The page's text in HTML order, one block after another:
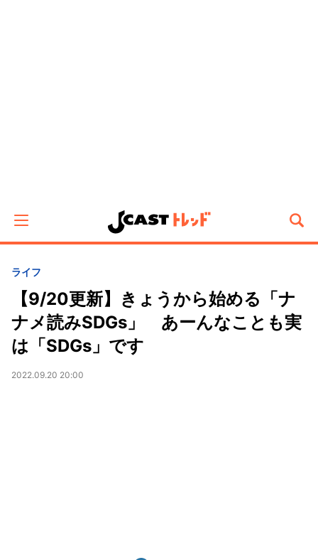
ライフ
【9/20更新】きょうから始める「ナ
ナメ読みSDGs」 あーんなことも実
は「SDGs」です
2022.09.20 20:00